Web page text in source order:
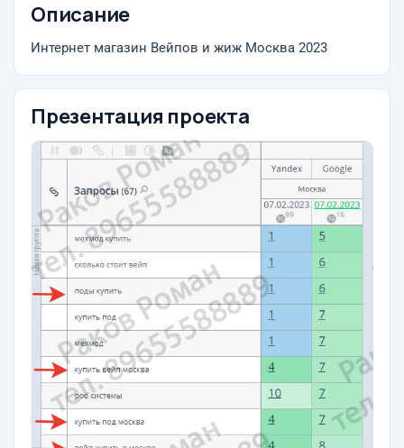
Описание
Интернет магазин Вейпов и жиж Москва 2023
Презентация проекта